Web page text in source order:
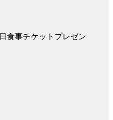
事チケットプレゼン